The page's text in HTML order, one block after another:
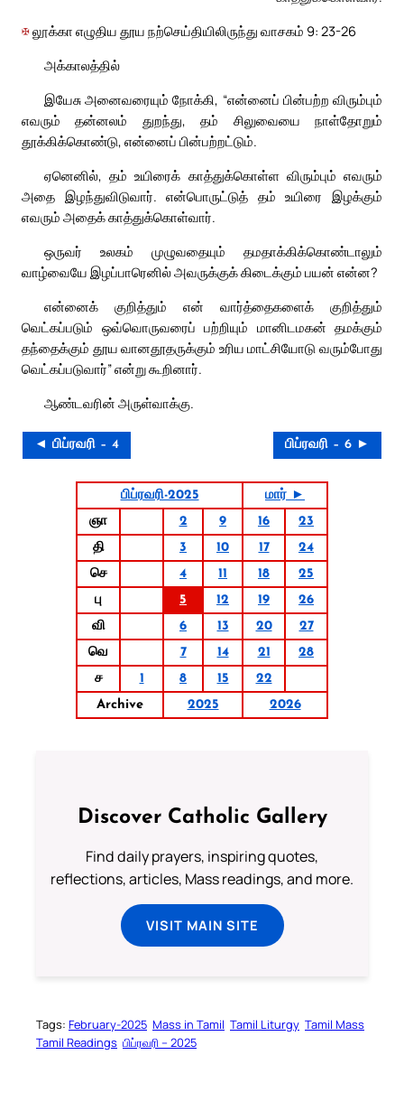
✠லூக்கா எழுதிய தூய நற்செய்தியிலிருந்து வாசகம் 9: 23-26
அக்காலத்தில்
இயேசு அனைவரையும் நோக்கி, “என்னைப் பின்பற்ற விரும்பும்
எவரும் தன்னலம் துறந்து, தம் சிலுவையை நாள்தோறும்
தூக்கிக்கொண்டு, என்னைப் பின்பற்றட்டும்.
ஏனெனில், தம் உயிரைக் காத்துக்கொள்ள விரும்பும் எவரும்
அதை இழந்துவிடுவார். என்பொருட்டுத் தம் உயிரை இழக்கும்
எவரும் அதைக் காத்துக்கொள்வார்.
ஒருவர் உலகம் முழுவதையும் தமதாக்கிக்கொண்டாலும்
வாழ்வையே இழப்பாரெனில் அவருக்குக் கிடைக்கும் பயன் என்ன?
என்னைக் குறித்தும் என் வார்த்தைகளைக் குறித்தும்
வெட்கப்படும் ஒவ்வொருவரைப் பற்றியும் மானிடமகன் தமக்கும்
தந்தைக்கும் தூய வானதூதருக்கும் உரிய மாட்சியோடு வரும்போது
வெட்கப்படுவார்” என்று கூறினார்.
ஆண்டவரின் அருள்வாக்கு.
◄ பிப்ரவரி – 4 பிப்ரவரி – 6 ►
பிப்ரவரி-2025
மார் ►
ஞா
2 9 16
23
தி
3 10 17
24
செ
4 11 18
25
பு
5 12 19
26
வி
6 13 20
27
வெ
7 14 21
28
ச
1 8 15
22
Archive
2025 2026
Discover Catholic Gallery
Find daily prayers, inspiring quotes,
reflections, articles, Mass readings, and more.
VISIT MAIN SITE
Tags: February-2025 Mass in Tamil Tamil Liturgy Tamil Mass
Tamil Readings பிப்ரவரி – 2025